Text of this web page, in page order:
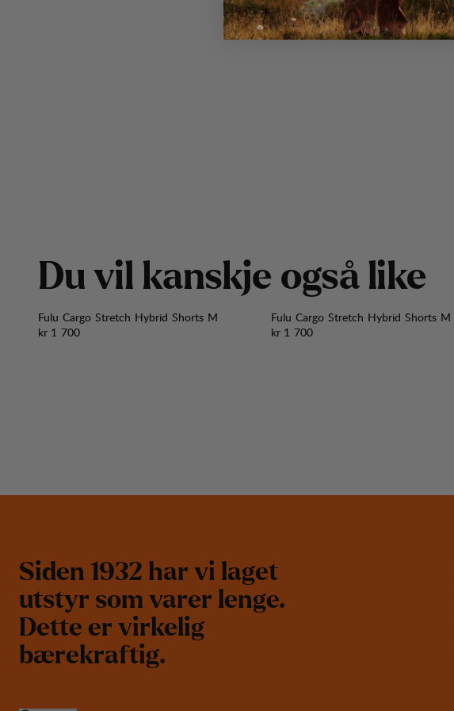
Du vil kanskje også like
Fulu Cargo Stretch Hybrid Shorts M
Pris:
kr 1 700
Fulu Cargo Stretch Hybrid Shorts M
Pris:
kr 1 700
Siden 1932 har vi laget
utstyr som varer lenge.
Dette er virkelig
bærekraftig.